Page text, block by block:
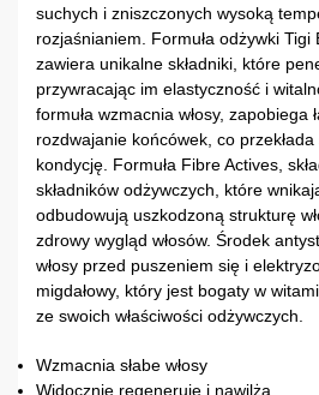
suchych i zniszczonych wysoką
rozjaśnianiem. Formuła odżywki
zawiera unikalne składniki, które
przywracając im elastyczność i
formuła wzmacnia włosy, zapobiega
rozdwajanie końcówek, co
kondycję. Formuła Fibre Actives,
składników odżywczych, które
odbudowują uszkodzoną strukturę
zdrowy wygląd włosów. Środek
włosy przed puszeniem się i
migdałowy, który jest bogaty w
ze swoich właściwości odżywczych.
Wzmacnia słabe włosy
Widocznie regeneruje i nawilża